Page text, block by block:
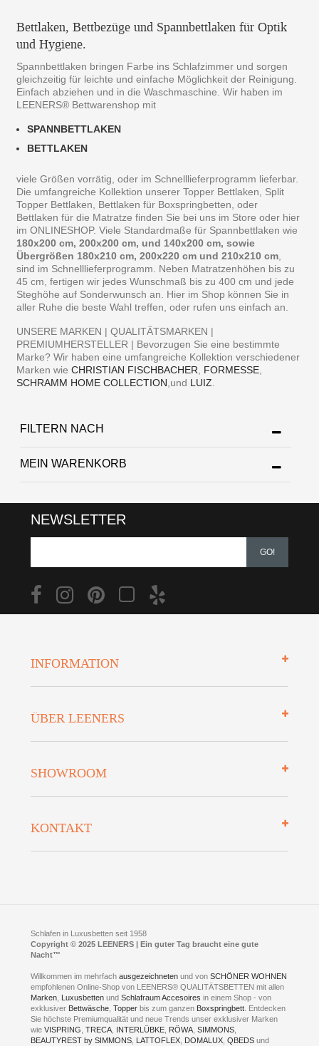
Bettlaken, Bettbezüge und Spannbettlaken für Optik
und Hygiene.
Spannbettlaken bringen Farbe ins Schlafzimmer und sorgen
gleichzeitig für leichte und einfache Möglichkeit der Reinigung.
Einfach abziehen und in die Waschmaschine. Wir haben im
LEENERS® Bettwarenshop mit
SPANNBETTLAKEN
BETTLAKEN
viele Größen vorrätig, oder im Schnelllieferprogramm lieferbar.
Die umfangreiche Kollektion unserer Topper Bettlaken, Split
Topper Bettlaken, Bettlaken für Boxspringbetten, oder
Bettlaken für die Matratze finden Sie bei uns im Store oder hier
im ONLINESHOP. Viele Standardmaße für Spannbettlaken wie
180x200 cm, 200x200 cm, und 140x200 cm, sowie
Übergrößen 180x210 cm, 200x220 cm und 210x210 cm
sind im Schnelllieferprogramm. Neben Matratzenhöhen bis zu
45 cm, fertigen wir jedes Wunschmaß bis zu 400 cm und jede
Steghöhe auf Sonderwunsch an. Hier im Shop können Sie in
aller Ruhe die beste Wahl treffen, oder rufen uns einfach an.
UNSERE MARKEN | QUALITÄTSMARKEN |
PREMIUMHERSTELLER | Bevorzugen Sie eine bestimmte
Marke? Wir haben eine umfangreiche Kollektion verschiedener
Marken wieCHRISTIAN FISCHBACHER FORMESSE
SCHRAMM HOME COLLECTION ,und LUIZ
FILTERN NACH
MEIN WARENKORB
NEWSLETTER
GO!
INFORMATION
Finanzierung
Datenschutz
ÜBER LEENERS
Preisgarantie
Presse
Jobs
SHOWROOM
Fotoalbum
Kontakt
KONTAKT
Neuer Showroom für unsere Onlineartikel.
Kontakt via:WhatsApp
Kontakt via:eMail
mögliche Zeiten für eine Showroom Terminreservierung
MO und DI geschlossen
Schlafen in Luxusbetten seit 1958
Copyright © 2025 LEENERS | Ein guter Tag braucht eine gute
Nacht™
Willkommen im mehrfachausgezeichnetenund vonSCHÖNER WOHNEN
empfohlenen Online-Shop von LEENERS® QUALITÄTSBETTEN mit allen
Marken Luxusbetten undSchlafraum Accesoires in einem Shop - von
exklusiver Bettwäsche ,Topper bis zum ganzen Boxspringbett . Entdecken
Sie höchste Premiumqualität und neue Trends unser exklusiver Marken
wieVISPRING ,TRECA INTERLÜBKE RÖWA ,SIMMONS
BEAUTYREST by SIMMONS LATTOFLEX DOMALUX ,QBEDS und